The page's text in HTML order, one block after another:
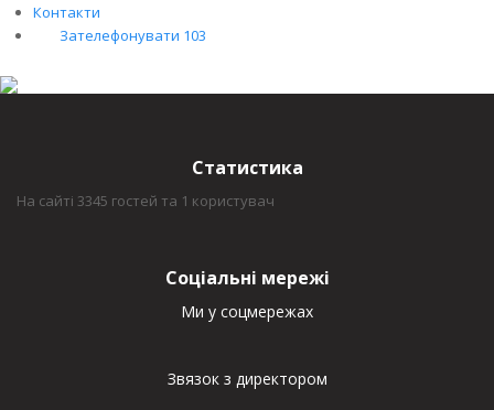
Контакти
Зателефонувати 103
Статистика
На сайті 3345 гостей та 1 користувач
Соціальні мережі
Ми у соцмережах
Звязок з директором